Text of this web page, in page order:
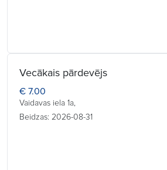
Vecākais pārdevējs
€ 7.00
Vaidavas iela 1a,
Beidzas: 2026-08-31